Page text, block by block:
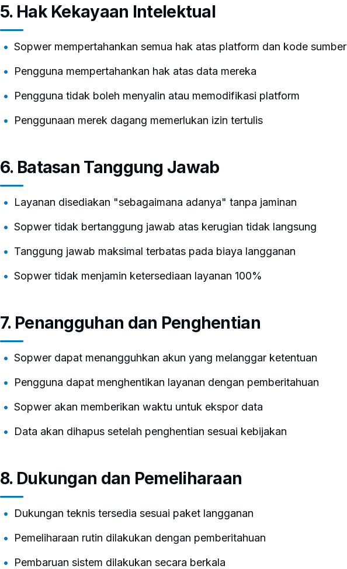
5. Hak Kekayaan Intelektual
Sopwer mempertahankan semua hak atas platform dan kode sumber
Pengguna mempertahankan hak atas data mereka
Pengguna tidak boleh menyalin atau memodifikasi platform
Penggunaan merek dagang memerlukan izin tertulis
6. Batasan Tanggung Jawab
Layanan disediakan "sebagaimana adanya" tanpa jaminan
Sopwer tidak bertanggung jawab atas kerugian tidak langsung
Tanggung jawab maksimal terbatas pada biaya langganan
Sopwer tidak menjamin ketersediaan layanan 100%
7. Penangguhan dan Penghentian
Sopwer dapat menangguhkan akun yang melanggar ketentuan
Pengguna dapat menghentikan layanan dengan pemberitahuan
Sopwer akan memberikan waktu untuk ekspor data
Data akan dihapus setelah penghentian sesuai kebijakan
8. Dukungan dan Pemeliharaan
Dukungan teknis tersedia sesuai paket langganan
Pemeliharaan rutin dilakukan dengan pemberitahuan
Pembaruan sistem dilakukan secara berkala